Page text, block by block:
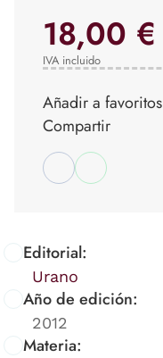
Editorial:
Urano
Año de edición:
2012
Materia:
18,00 €
IVA incluido
Añadir a favoritos
Compartir